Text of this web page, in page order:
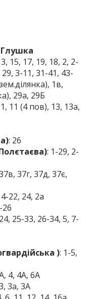
15, 17, 19, 18, 2, 2-
3-11, 31-41, 43-
1в,
29а, 29Б
11 (4 пов), 13, 13а,
: 26
: 1-29, 2-
37г, 37д, 37є,
22, 24, 2а
26
25-33, 26-34, 5, 7-
): 1-5,
4, 4А, 6А
3а, 3А